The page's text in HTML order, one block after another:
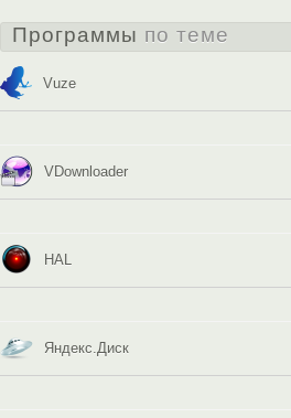
Программы по теме
Vuze
VDownloader
HAL
Яндекс.Диск